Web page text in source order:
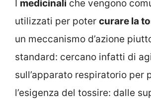
I medicinali che vengono
utilizzati per poter curare la
un meccanismo d’azione
standard: cercano infatti di
sull’apparato respiratorio per
l’esigenza del tossire: dalle